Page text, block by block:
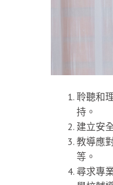
聆聽和
持。
建立安
教導應
等。
尋求專